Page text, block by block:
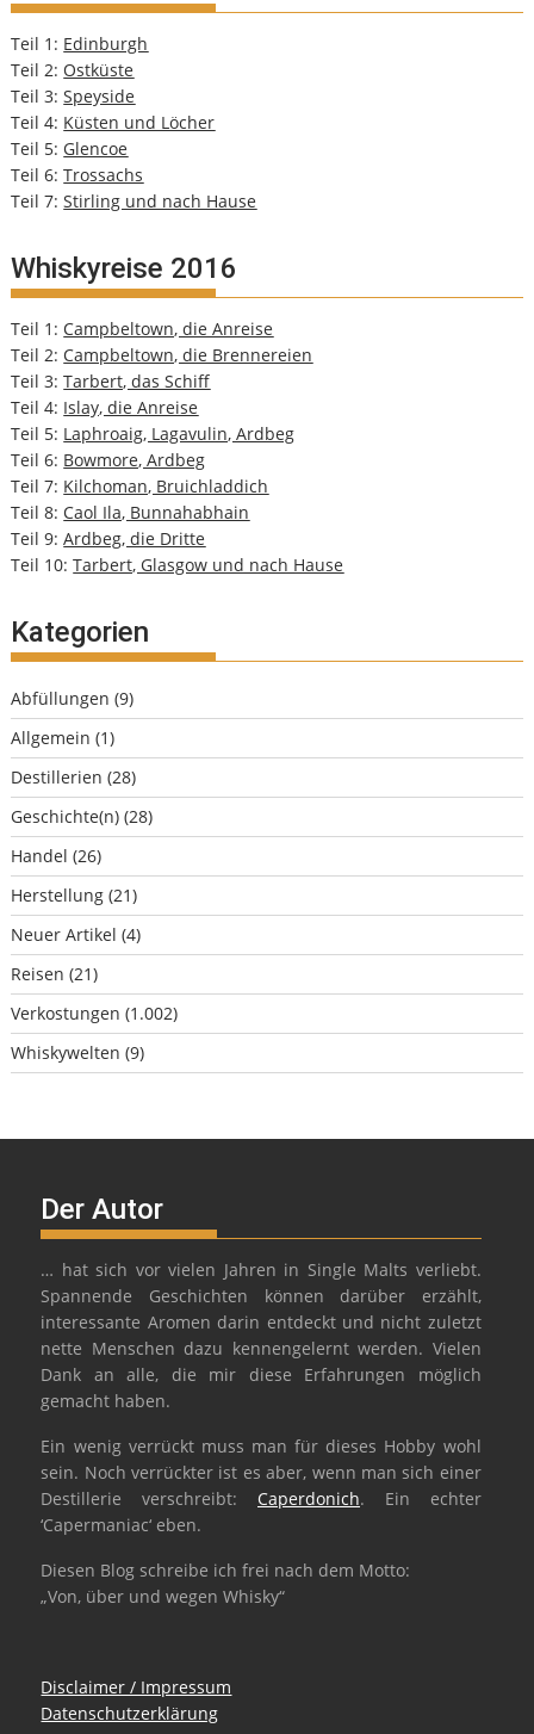
Teil 1: Edinburgh
Teil 2: Ostküste
Teil 3:Speyside
Teil 4: Küsten und Löcher
Teil 5: Glencoe
Teil 6:Trossachs
Teil 7:Stirling und nach Hause
Whiskyreise 2016
Teil 1: Campbeltown, die Anreise
Teil 2: Campbeltown, die Brennereien
Teil 3:Tarbert, das Schiff
Teil 4: Islay, die Anreise
Teil 5: Laphroaig, Lagavulin, Ardbeg
Teil 6: Bowmore, Ardbeg
Teil 7: Kilchoman, Bruichladdich
Teil 8: Caol Ila, Bunnahabhain
Teil 9:Ardbeg, die Dritte
Teil 10:Tarbert, Glasgow und nach Hause
Kategorien
Abfüllungen (9)
Allgemein (1)
Destillerien (28)
Geschichte(n) (28)
Handel (26)
Herstellung (21)
Neuer Artikel (4)
Reisen (21)
Verkostungen (1.002)
Whiskywelten (9)
Der Autor
… hat sich vor vielen Jahren in Single Malts verliebt.
Spannende Geschichten können darüber erzählt,
interessante Aromen darin entdeckt und nicht zuletzt
nette Menschen dazu kennengelernt werden. Vielen
Dank an alle, die mir diese Erfahrungen möglich
gemacht haben.
Ein wenig verrückt muss man für dieses Hobby wohl
sein. Noch verrückter ist es aber, wenn man sich einer
Destillerie verschreibt: Caperdonich. Ein echter
‘Capermaniac‘ eben.
Diesen Blog schreibe ich frei nach dem Motto:
„Von, über und wegen Whisky“
Disclaimer / Impressum
Datenschutzerklärung